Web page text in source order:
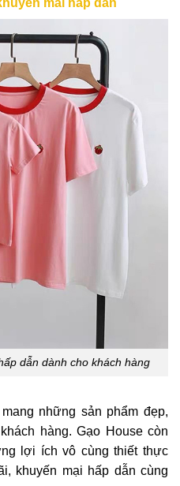
mãi hấp dẫn
dẫn dành cho khách hàng
những sản phẩm đẹp,
hàng. Gạo House còn
lợi ích vô cùng thiết thực
khuyến mại hấp dẫn cùng